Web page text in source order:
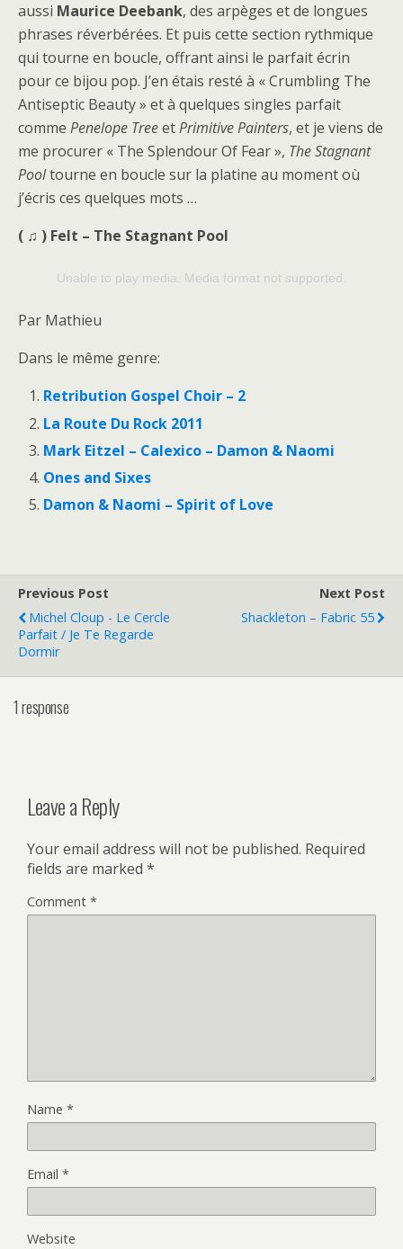
aussi Maurice Deebank, des arpèges et de longues
phrases réverbérées. Et puis cette section rythmique
qui tourne en boucle, offrant ainsi le parfait écrin
pour ce bijou pop. J’en étais resté à « Crumbling The
Antiseptic Beauty » et à quelques singles parfait
comme Penelope TreeetPrimitive Painters, et je viens de
me procurer « The Splendour Of Fear », The Stagnant
Pooltourne en boucle sur la platine au moment où
j’écris ces quelques mots …
( ♫ ) Felt – The Stagnant Pool
Unable to play media. Media format not supported.
Par Mathieu
Dans le même genre:
Retribution Gospel Choir – 2
La Route Du Rock 2011
Mark Eitzel – Calexico – Damon & Naomi
Ones and Sixes
Damon & Naomi – Spirit of Love
Previous Post
Michel Cloup - Le Cercle
Parfait / Je Te Regarde
Dormir
Next Post
Shackleton – Fabric 55
1 response
Leave a Reply
Your email address will not be published. Required
fields are marked *
Comment *
Name *
Email *
Website